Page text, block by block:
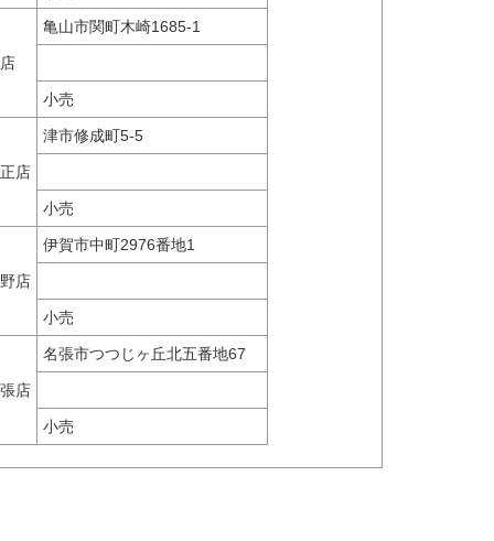
亀山市関町木崎1685-1
小売
店
津市修成町5-5
小売
野店
伊賀市中町2976番地1
小売
店
名張市つつじヶ丘北五番地67
小売